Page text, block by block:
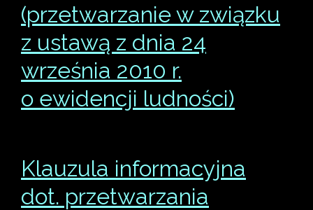
(przetwarzanie w związku
z ustawą z dnia 24
września 2010 r.
o ewidencji ludności)
Klauzula informacyjna
dot. przetwarzania